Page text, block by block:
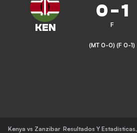
0-1
F
(MT 0-0) (F 0-1)
Kenya vs Zanzibar Resultados Y Estadísticas,